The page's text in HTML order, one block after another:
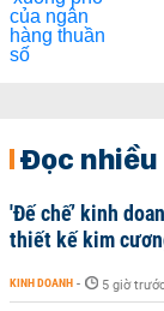
Đọc
'Đế chế’ kinh
thiết kế kim
KINH DOANH - 5 giờ